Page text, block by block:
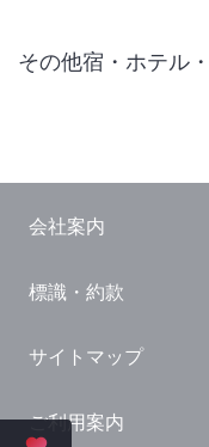
その他宿・ホテル
国内観光ガイド
旅行・観光情報
会社案内
標識・約款
サイトマップ
ご利用案内